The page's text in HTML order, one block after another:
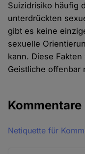
Suizidrisiko häufig
unterdrückten
gibt es keine
sexuelle
kann. Diese
Geistliche offenbar
Kommentare
Netiquette für